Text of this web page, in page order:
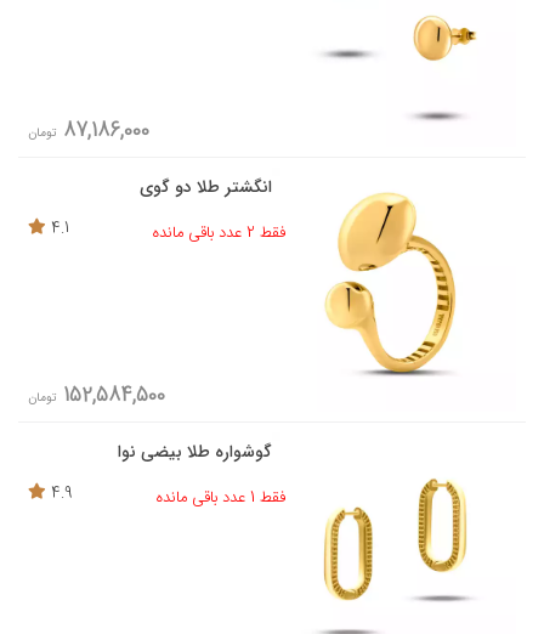
87,186,000 تومان
انگشتر طلا دو گوی
فقط 2 عدد باقی مانده
4.1
152,584,500 تومان
گوشواره طلا بیضی نوا
فقط 1 عدد باقی مانده
4.9